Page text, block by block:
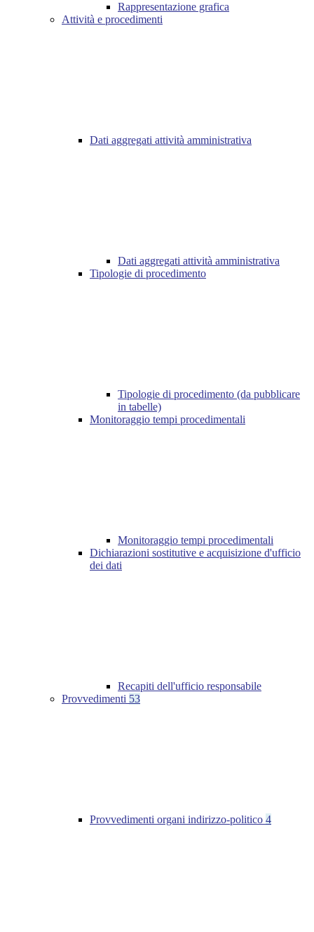
Rappresentazione grafica
Attività e procedimenti
Dati aggregati attività amministrativa
Dati aggregati attività amministrativa
Tipologie di procedimento
Tipologie di procedimento (da pubblicare
in tabelle)
Monitoraggio tempi procedimentali
Monitoraggio tempi procedimentali
Dichiarazioni sostitutive e acquisizione d'ufficio
dei dati
Recapiti dell'ufficio responsabile
Provvedimenti 53
Provvedimenti organi indirizzo-politico 4